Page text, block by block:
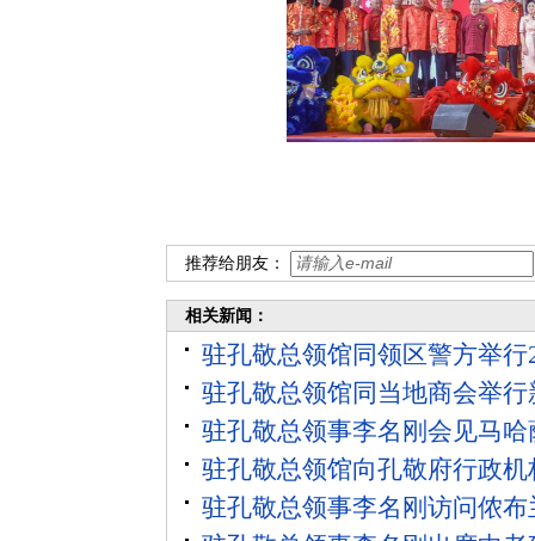
推荐给朋友：
相关新闻：
驻孔敬总领馆同领区警方举行
驻孔敬总领馆同当地商会举
驻孔敬总领事李名刚会见马
驻孔敬总领馆向孔敬府行政
驻孔敬总领事李名刚访问侬布